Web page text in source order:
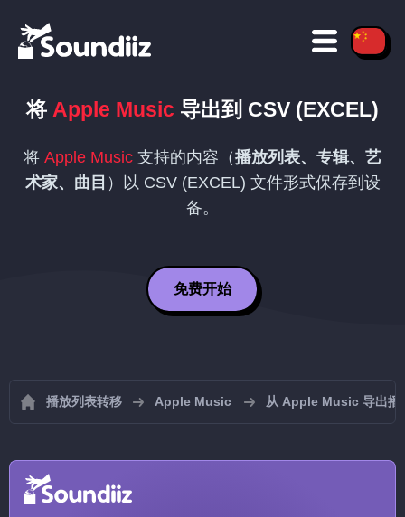
将 Apple Music 导出到 CSV (EXCEL)
将 Apple Music 支持的内容（播放列表、专辑、艺
术家、曲目 ）以 CSV (EXCEL) 文件形式保存到设
备。
免费开始
播放列表转移 Apple Music 从 Apple Music 导出播